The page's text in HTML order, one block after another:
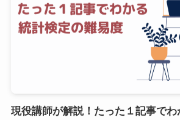
現役講師が解説！たった１記事で